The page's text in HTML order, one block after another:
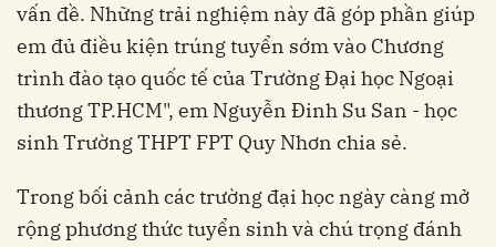
vấn đề. Những trải nghiệm này đã góp phần giúp
em đủ điều kiện trúng tuyển sớm vào Chương
trình đào tạo quốc tế của Trường Đại học Ngoại
thương TP.HCM", em Nguyễn Đinh Su San - học
sinh Trường THPT FPT Quy Nhơn chia sẻ.
Trong bối cảnh các trường đại học ngày càng mở
rộng phương thức tuyển sinh và chú trọng đánh